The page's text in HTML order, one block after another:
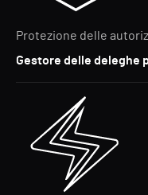
Protezione delle
Gestore delle deleghe